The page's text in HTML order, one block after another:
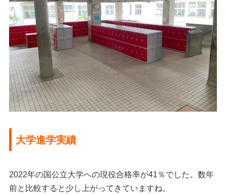
大学進学実績
2022年の国公立大学への現役合格率が41％でした。数年
前と比較すると少し上がってきていますね。